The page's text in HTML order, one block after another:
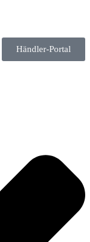
Händler-Portal